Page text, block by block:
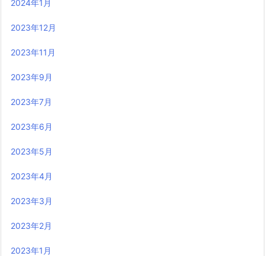
2024年1月
2023年12月
2023年11月
2023年9月
2023年7月
2023年6月
2023年5月
2023年4月
2023年3月
2023年2月
2023年1月